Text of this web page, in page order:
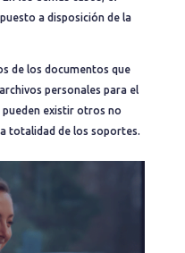
a disposición de la
de los documentos que
personales para el
existir otros no
totalidad de los soportes.